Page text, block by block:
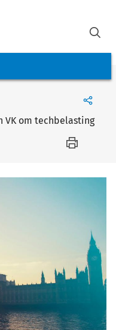
VK om techbelasting